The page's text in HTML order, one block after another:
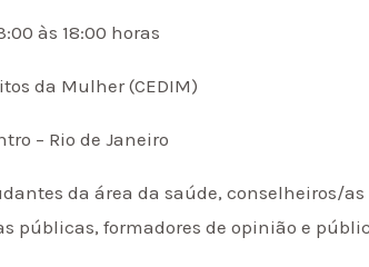
às 18:00 horas
da Mulher (CEDIM)
– Rio de Janeiro
da área da saúde, conselheiros/
públicas, formadores de opinião e